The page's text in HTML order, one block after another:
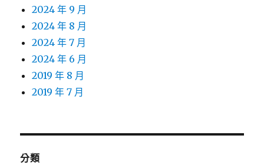
2024 年 9 月
2024 年 8 月
2024 年 7 月
2024 年 6 月
2019 年 8 月
2019 年 7 月
分類